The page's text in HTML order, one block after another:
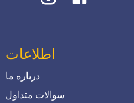
اطلاعات
درباره ما
سوالات متداول